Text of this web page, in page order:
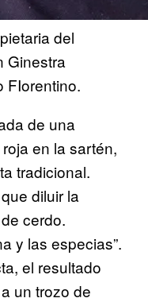
del
Ginestra
FIorentino.
de una
en la sartén,
tradicional.
diluir la
cerdo.
y las especias”.
el resultado
un trozo de